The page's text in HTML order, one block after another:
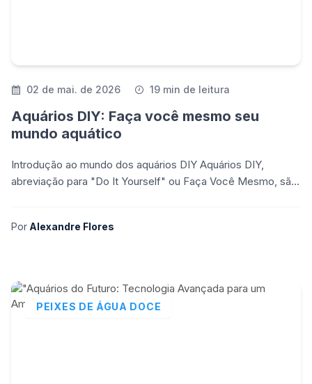
02 de mai. de 2026 19 min de leitura
Aquários DIY: Faça você mesmo seu
mundo aquático
Introdução ao mundo dos aquários DIY Aquários DIY,
abreviação para "Do It Yourself" ou Faça Você Mesmo, são
Por Alexandre Flores
PEIXES DE ÁGUA DOCE